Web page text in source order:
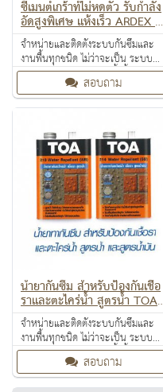
ซีเมนต์เกร้าท์ไม่หดตัว รับกำลัง
อัดสูงพิเศษ แห้งเร็ว ARDEX B
G 70 GP
จำหน่ายและติดตั้งระบบกันซึมและ
งานพื้นทุกชนิด ไม่ว่าจะเป็น ระบบ
งานกันซึม ระบบงานติดตั้งพื้น งาน
ป้องกันไฟลาม งานเคลือบปกป้องพื้น
ผิว งานเคลือบสารสะท้อนความร้อน
สอบถาม
น้ำยากันซึม สำหรับป้องกันเชื้อ
ราและตะไคร่น้ำ สูตรน้ำ TOA
213 WATER REPELLENT (W
B)
จำหน่ายและติดตั้งระบบกันซึมและ
งานพื้นทุกชนิด ไม่ว่าจะเป็น ระบบ
งานกันซึม ระบบงานติดตั้งพื้น งาน
ป้องกันไฟลาม งานเคลือบปกป้องพื้น
ผิว งานเคลือบสารสะท้อนความร้อน
สอบถาม